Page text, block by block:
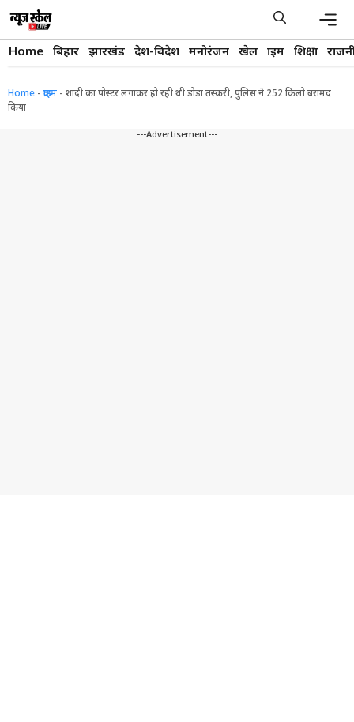
content
Home बिहार झारखंड देश-विदेश मनोरंजन खेल क्राइम शिक्षा
Home - क्राइम - शादी का पोस्टर लगाकर हो रही थी डोडा तस्करी, पुलिस ने 252 किलो बरामद
किया
---Advertisement---